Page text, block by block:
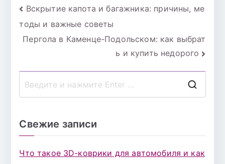
автомобиля
Навигация
по
Вскрытие капота и багажника: причины, ме
тоды и важные советы
Пергола в Каменце-Подольском: как выбрат
ь и купить недорого
Свежие записи
Что такое 3D-коврики для автомобиля и как